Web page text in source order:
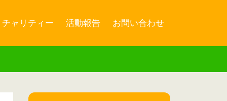
チャリティー 活動報告 お問い合わせ